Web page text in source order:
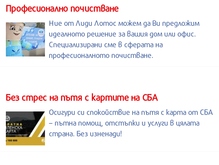
Професионално почистване
Ние от Лиди Лотос можем да Ви предложим
идеалното решение за вашия дом или офис.
Специализирани сме в сферата на
професионалното почистване.
Без стрес на пътя с картите на СБА
Осигури си спокойствие на пътя с карта от СБА
– пътна помощ, отстъпки и услуги в цялата
страна. Без изненади!